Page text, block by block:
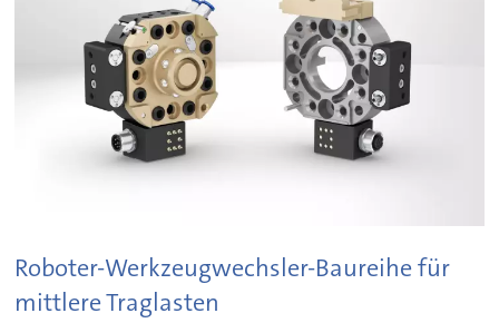
Roboter-Werkzeugwechsler-Baureihe für
mittlere Traglasten